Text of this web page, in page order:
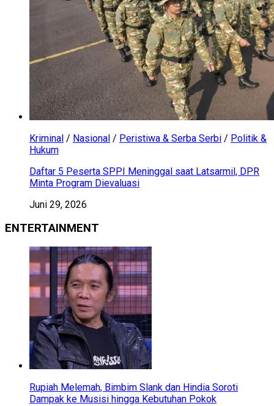
Kriminal / Nasional / Peristiwa & Serba Serbi / Politik &
Hukum
Daftar 5 Peserta SPPI Meninggal saat Latsarmil, DPR
Minta Program Dievaluasi
Juni 29, 2026
ENTERTAINMENT
Rupiah Melemah, Bimbim Slank dan Hindia Soroti
Dampak ke Musisi hingga Kebutuhan Pokok